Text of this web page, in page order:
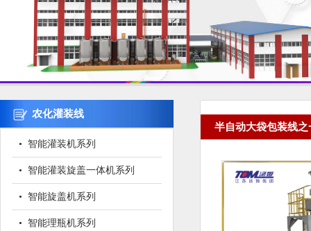
农化灌装线
• 智能灌装机系列
• 智能灌装旋盖一体机系列
• 智能旋盖机系列
• 智能理瓶机系列
半自动大袋包装线